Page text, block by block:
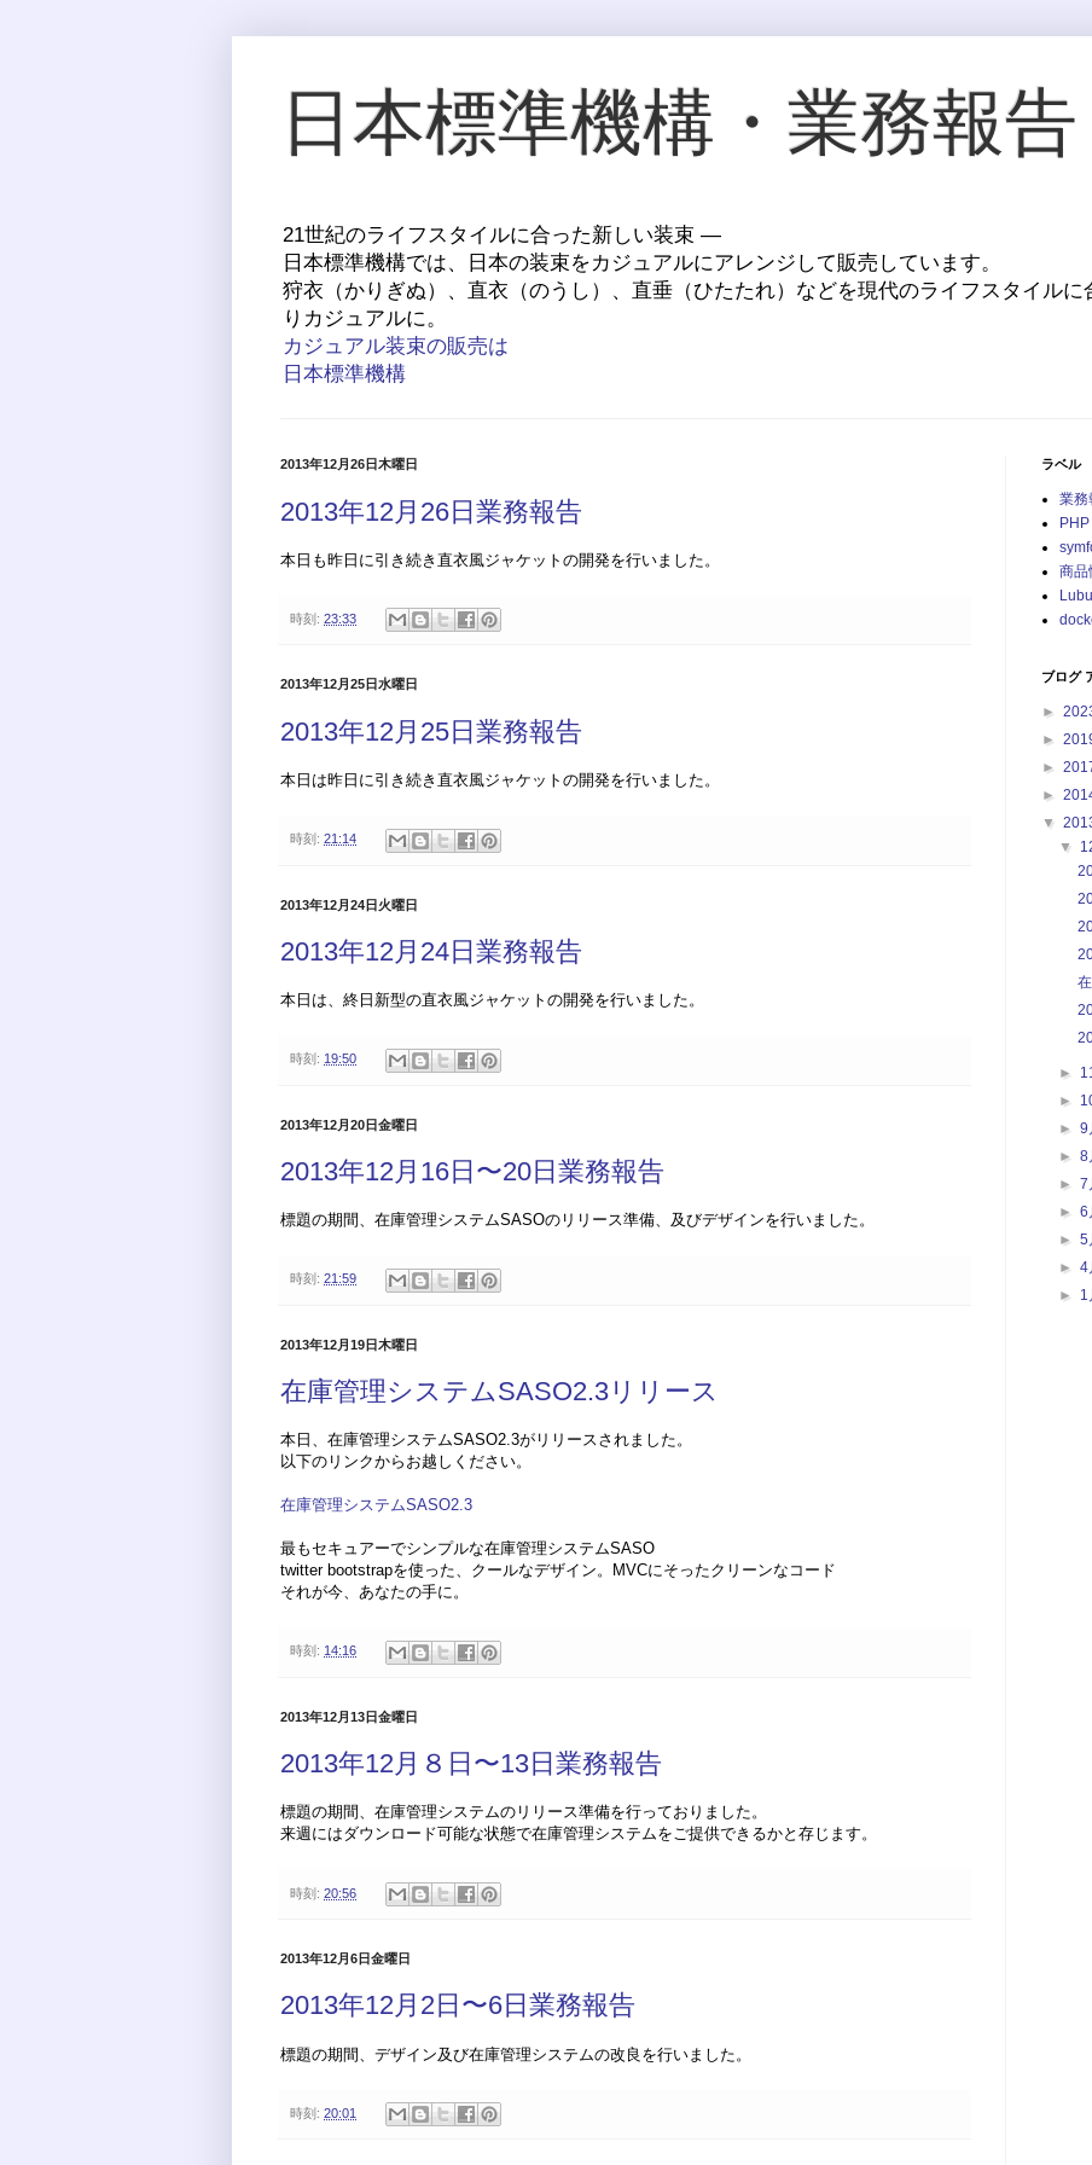
日本標準機構・業務報告
21世紀のライフスタイルに合った新しい装束 ―
日本標準機構では、日本の装束をカジュアルにアレンジして販売しています。
狩衣（かりぎぬ）、直衣（のうし）、直垂（ひたたれ）などを現代のライフスタイルに
りカジュアルに。
カジュアル装束の販売は
日本標準機構
2013年12月26日木曜日
2013年12月26日業務報告
本日も昨日に引き続き直衣風ジャケットの開発を行いました。
時刻: 23:33
2013年12月25日水曜日
2013年12月25日業務報告
本日は昨日に引き続き直衣風ジャケットの開発を行いました。
時刻: 21:14
2013年12月24日火曜日
2013年12月24日業務報告
本日は、終日新型の直衣風ジャケットの開発を行いました。
時刻: 19:50
2013年12月20日金曜日
2013年12月16日〜20日業務報告
標題の期間、在庫管理システムSASOのリリース準備、及びデザインを行いました。
時刻: 21:59
2013年12月19日木曜日
在庫管理システムSASO2.3リリース
本日、在庫管理システムSASO2.3がリリースされました。
以下のリンクからお越しください。
在庫管理システムSASO2.3
最もセキュアーでシンプルな在庫管理システムSASO
twitter bootstrapを使った、クールなデザイン。MVCにそったクリーンなコード
それが今、あなたの手に。
時刻: 14:16
2013年12月13日金曜日
2013年12月８日〜13日業務報告
標題の期間、在庫管理システムのリリース準備を行っておりました。
来週にはダウンロード可能な状態で在庫管理システムをご提供できるかと存じます。
時刻: 20:56
2013年12月6日金曜日
2013年12月2日〜6日業務報告
標題の期間、デザイン及び在庫管理システムの改良を行いました。
時刻: 20:01
ラベル
業務
PHP
商品
ブログ
►
►
►
►
▼
▼
►
►
►
►
►
►
►
►
►